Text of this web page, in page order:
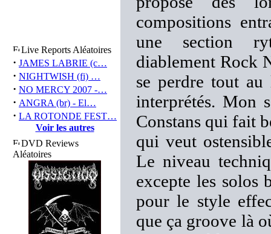
Live Reports Aléatoires
· JAMES LABRIE (c…
· NIGHTWISH (fi) …
· NO MERCY 2007 -…
· ANGRA (br) - El…
· LA ROTONDE FEST…
Voir les autres
DVD Reviews
Aléatoires
compositions
une section
diablement Rock
se perdre tout au
interprétés. Mon
Constans qui fait
qui veut
Le niveau
excepte les solos
pour le style
que ça groove là